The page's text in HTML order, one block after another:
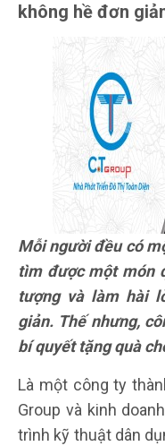
không hề đơn
Mỗi người đều có
tìm được một món
tượng và làm hài
giản. Thế nhưng,
bí quyết tặng quà
Là một công ty
Group và kinh
trình kỹ thuật dân